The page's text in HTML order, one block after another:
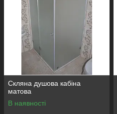
Скляна душова кабіна
матова
В наявності